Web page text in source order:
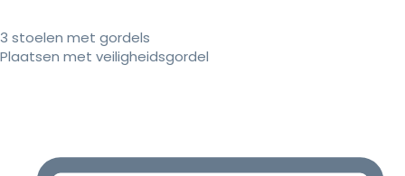
3 stoelen met gordels
Plaatsen met veiligheidsgordel